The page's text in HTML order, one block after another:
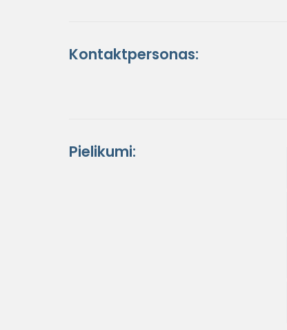
Kontaktpersonas:
Pielikumi: